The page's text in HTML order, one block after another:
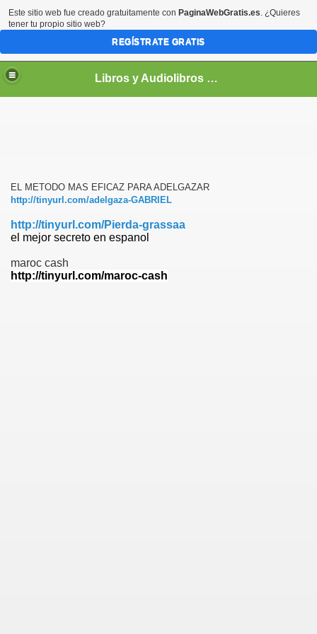
Libros y Audiolibros Para emprendedores
EL METODO MAS EFICAZ PARA ADELGAZAR
http://tinyurl.com/adelgaza-GABRIEL
http://tinyurl.com/Pierda-grassaa
el mejor secreto en espanol
maroc cash
http://tinyurl.com/maroc-cash
Este sitio web fue creado gratuitamente con PaginaWebGratis.es. ¿Quieres
tener tu propio sitio web?
REGÍSTRATE GRATIS